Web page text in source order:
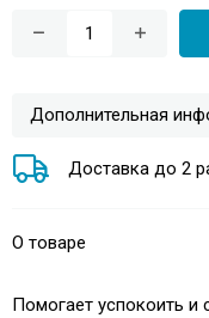
Дополнительная
Доставка до 2
О товаре
Помогает успокоить и